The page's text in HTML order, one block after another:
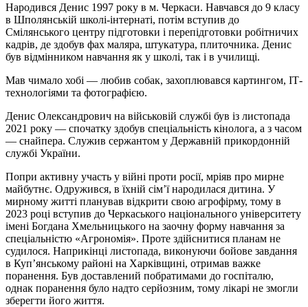
Народився Денис 1997 року в м. Черкаси. Навчався до 9 класу
в Шполянській школі-інтернаті, потім вступив до
Смілянського центру підготовки і перепідготовки робітничих
кадрів, де здобув фах маляра, штукатура, плиточника. Денис
був відмінником навчання як у школі, так і в училищі.
Мав чимало хобі — любив собак, захоплювався картингом, ІТ-
технологіями та фотографією.
Денис Олександрович на військовій службі був із листопада
2021 року — спочатку здобув спеціальність кінолога, а з часом
— снайпера. Служив сержантом у Державній прикордонній
службі України.
Попри активну участь у війні проти росії, мріяв про мирне
майбутнє. Одружився, в їхній сім’ї народилася дитина. У
мирному житті планував відкрити свою агрофірму, тому в
2023 році вступив до Черкаського національного університету
імені Богдана Хмельницького на заочну форму навчання за
спеціальністю «Агрономія». Проте здійснитися планам не
судилося. Наприкінці листопада, виконуючи бойове завдання
в Куп’янському районі на Харківщині, отримав важке
поранення. Був доставлений побратимами до госпіталю,
однак поранення було надто серйозним, тому лікарі не змогли
зберегти його життя.